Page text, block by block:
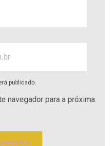
publicado.
navegador para a próxima